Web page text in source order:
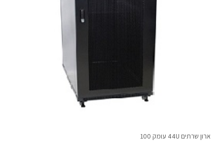
ארון שרתים 44U עומק 100